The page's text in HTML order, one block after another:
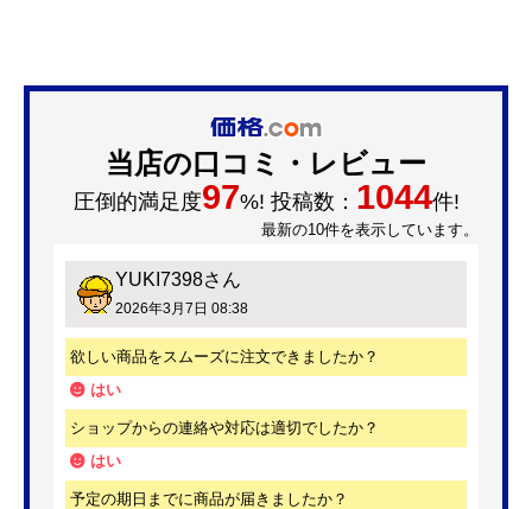
当店の口コミ・レビュー
圧倒的満足度97%! 投稿数： 1044件!
最新の10件を表示しています。
YUKI7398さん
2026年3月7日 08:38
欲しい商品をスムーズに注文できましたか？
はい
ショップからの連絡や対応は適切でしたか？
はい
予定の期日までに商品が届きましたか？